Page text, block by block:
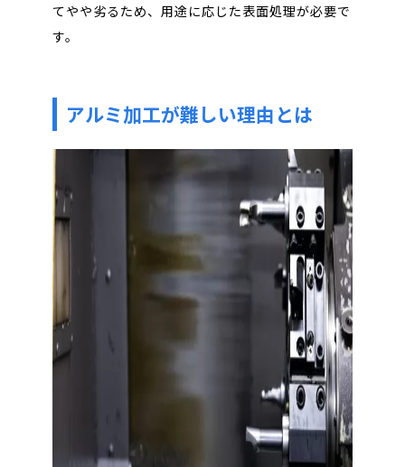
てやや劣るため、用途に応じた表面処理が必要で
す。
アルミ加工が難しい理由とは